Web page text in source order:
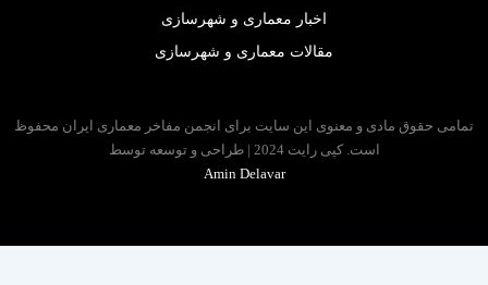
اخبار معماری و شهرسازی
مقالات معماری و شهرسازی
حقوق مادی و معنوی این سایت برای انجمن مفاخر معماری ایران محفوظ
است. کپی رایت 2024 | طراحی و توسعه توسط
Amin Delavar